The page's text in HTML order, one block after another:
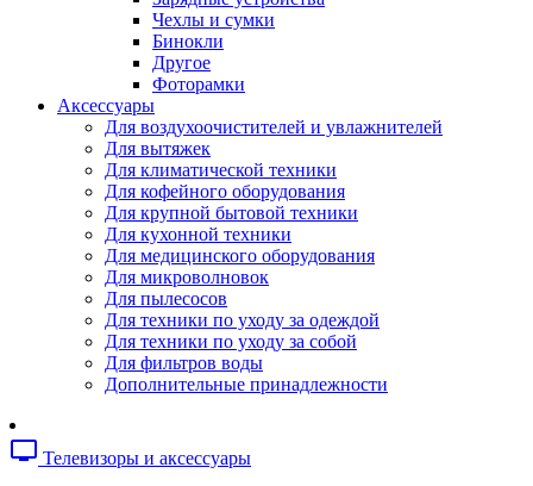
Трекеры
Чехлы для планшетов
Чехлы для смартфонов
Аксессуары для смарт-часов
Аксессуары к планшетам для рисования
Офис
Принтеры лазерные
Принтеры струйные
Принтеры матричные
Мфу лазерные
Мфу струйные
Мфу светодиодные
Портативные принтеры
Принтеры для печати наклеек
Копировальные аппараты
Сканеры
Плоттеры
Ламинаторы
Телефония
Чехлы и сумки
Бинокли
Другое
Фоторамки
Аксессуары
Для воздухоочистителей и увлажнителей
Для вытяжек
Для климатической техники
Для кофейного оборудования
Для крупной бытовой техники
Для кухонной техники
Для медицинского оборудования
Для микроволновок
Для пылесосов
Для техники по уходу за одеждой
Для техники по уходу за собой
Для фильтров воды
Дополнительные принадлежности
tv Телевизоры и аксессуары